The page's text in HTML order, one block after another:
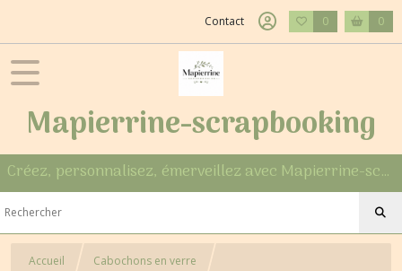
Contact 0 0
Mapierrine-scrapbooking
Créez, personnalisez, émerveillez avec Mapierrine-scrapbooking
Accueil Cabochons en verre